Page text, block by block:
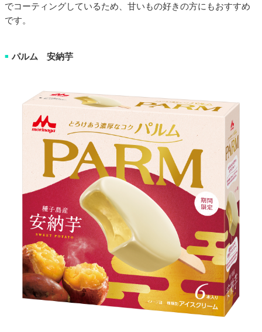
でコーティングしているため、甘いもの好きの方にもおすすめ
です。
■ パルム 安納芋